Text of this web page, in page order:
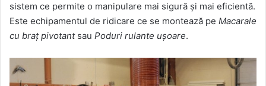
sistem ce permite o manipulare mai sigură şi mai eficientă.
Este echipamentul de ridicare ce se montează pe Macarale
cu braţ pivotant sau Poduri rulante uşoare.